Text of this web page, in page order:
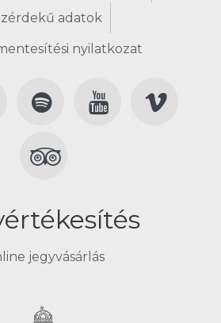
adatok
nyilatkozat
jegyvásárlás